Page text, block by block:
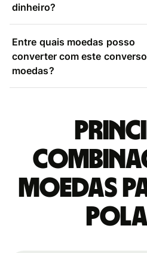
dinheiro?
Entre quais moedas posso
converter com este
moedas?
moedas